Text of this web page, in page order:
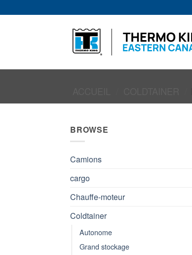
au
BROWSE
Camions
cargo
Chauffe-moteur
Coldtainer
Autonome
Grand stockage